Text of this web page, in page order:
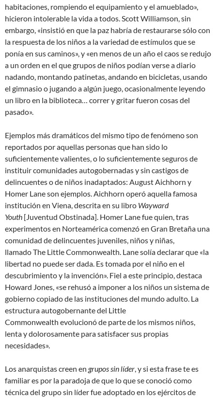
habitaciones, rompiendo el equipamiento y el amueblado»,
hicieron intolerable la vida a todos. Scott Williamson, sin
embargo, «insistió en que la paz habría de restaurarse sólo con
la respuesta de los niños a la variedad de estímulos que se
ponía en sus caminos», y «en menos de un año el caos se redujo
a un orden en el que grupos de niños podían verse a diario
nadando, montando patinetas, andando en bicicletas, usando
el gimnasio o jugando a algún juego, ocasionalmente leyendo
un libro en la biblioteca… correr y gritar fueron cosas del
pasado».
Ejemplos más dramáticos del mismo tipo de fenómeno son
reportados por aquellas personas que han sido lo
suficientemente valientes, o lo suficientemente seguros de
instituir comunidades autogobernadas y sin castigos de
delincuentes o de niños inadaptados: August Aichhorn y
Homer Lane son ejemplos. Aichhorn operó aquella famosa
institución en Viena, descrita en su libro Wayward
Youth [Juventud Obstinada]. Homer Lane fue quien, tras
experimentos en Norteamérica comenzó en Gran Bretaña una
comunidad de delincuentes juveniles, niños y niñas,
llamado The Little Commonwealth. Lane solía declarar que «la
libertad no puede ser dada. Es tomada por el niño en el
descubrimiento y la invención». Fiel a este principio, destaca
Howard Jones, «se rehusó a imponer a los niños un sistema de
gobierno copiado de las instituciones del mundo adulto. La
estructura autogobernante del Little
Commonwealth evolucionó de parte de los mismos niños,
lenta y dolorosamente para satisfacer sus propias
necesidades».
Los anarquistas creen en grupos sin líder, y si esta frase te es
familiar es por la paradoja de que lo que se conoció como
técnica del grupo sin líder fue adoptado en los ejércitos de